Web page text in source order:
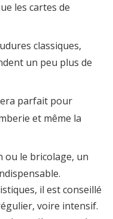
les cartes de
classiques,
un peu plus de
parfait pour
et même la
ou le bricolage, un
il est conseillé
voire intensif.